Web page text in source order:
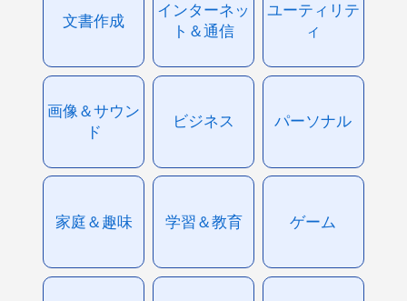
文書作成
インターネッ
ト＆通信
ユーティリテ
ィ
画像＆サウン
ド
ビジネス パーソナル
家庭＆趣味 学習＆教育 ゲーム